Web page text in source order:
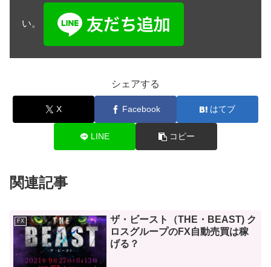
い。
シェアする
X Facebook はてブ
LINE コピー
関連記事
FX
ザ・ビースト（THE・BEAST) ク
ロスグループのFX自動売買は稼
げる？